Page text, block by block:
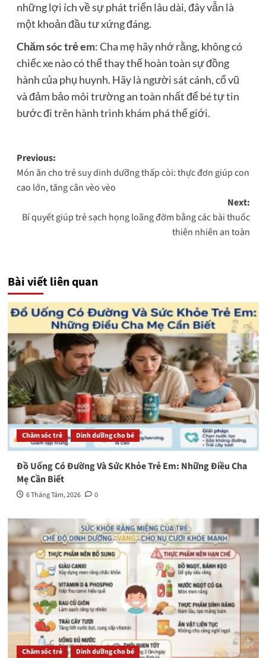
những lợi ích về sự phát triển lâu dài, đây vẫn là
một khoản đầu tư xứng đáng.
Chăm sóc trẻ em: Cha mẹ hãy nhớ rằng, không có
chiếc xe nào có thể thay thế hoàn toàn sự đồng
hành của phụ huynh. Hãy là người sát cánh, cổ vũ
và đảm bảo môi trường an toàn nhất để bé tự tin
bước đi trên hành trình khám phá thế giới.
Post
navigation
Previous:
Món ăn cho trẻ suy dinh dưỡng thấp còi: thực đơn giúp con
cao lớn, tăng cân vèo vèo
Next:
Bí quyết giúp trẻ sạch họng loãng đờm bằng các bài thuốc
thiên nhiên an toàn
Bài viết liên quan
Chăm sóc trẻ Dinh dưỡng cho bé
Đồ Uống Có Đường Và Sức Khỏe Trẻ Em: Những Điều Cha
Mẹ Cần Biết
6 Tháng Tám, 2026 0
Chăm sóc trẻ Dinh dưỡng cho bé